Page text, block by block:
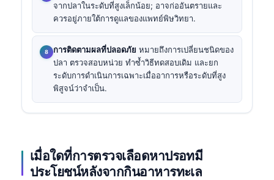
จากปลาในระดับที่สูงเล็กน้อย; อาจก่ออันตรายและ
ควรอยู่ภายใต้การดูแลของแพทย์พิษวิทยา.
การติดตามผลที่ปลอดภัย หมายถึงการเปลี่ยนชนิดของ
ปลา ตรวจสอบหน่วย ทำซ้ำวิธีทดสอบเดิม และยก
ระดับการดำเนินการเฉพาะเมื่ออาการหรือระดับที่สูง
พิสูจน์ว่าจำเป็น.
เมื่อใดที่การตรวจเลือดหาปรอทมี
ประโยชน์หลังจากกินอาหารทะเล